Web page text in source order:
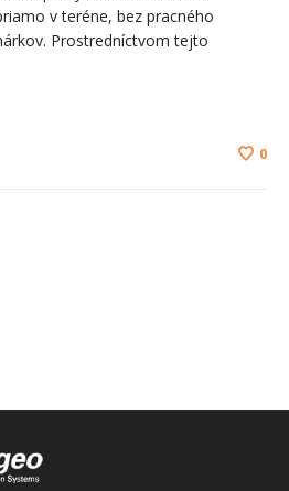
v teréne, bez pracného
Prostredníctvom tejto
0